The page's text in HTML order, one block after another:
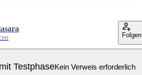
Folgen
TestphaseKein Verweis erforderlich